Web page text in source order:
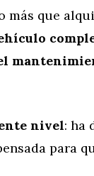
que
nivel: ha
para